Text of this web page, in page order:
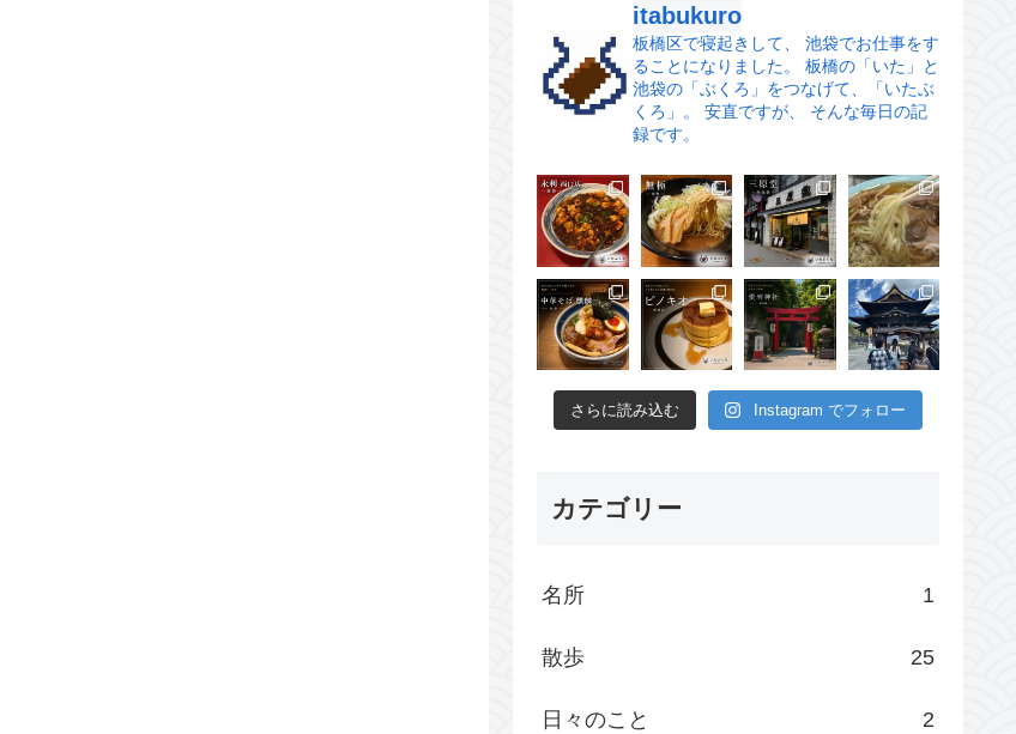
itabukuro
板橋区で寝起きして、
池袋でお仕事をす
ることになりました。
板橋の「いた」と
池袋の「ぶくろ」をつなげて、「いたぶ
くろ」。
安直ですが、 そんな毎日の記
録です。
さらに読み込む Instagram でフォロー
カテゴリー
名所 1
散歩 25
日々のこと 2